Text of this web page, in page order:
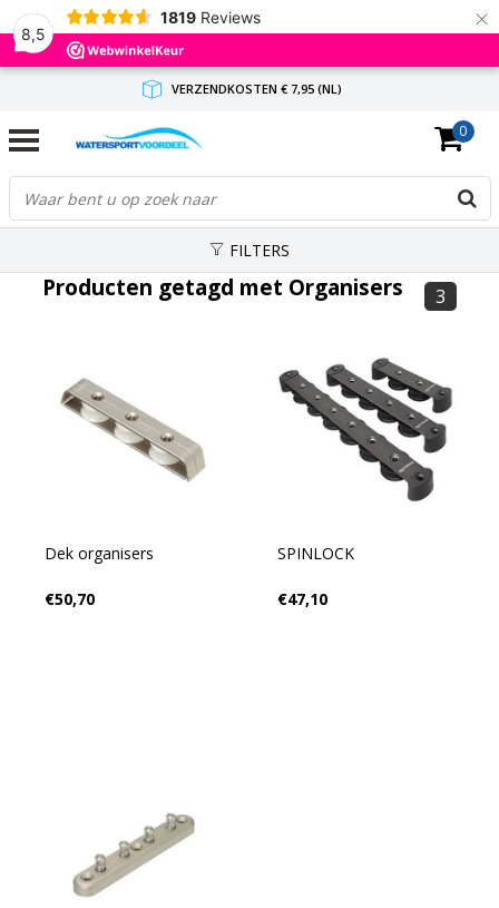
8,5
1819 Reviews ×
VERZENDKOSTEN € 7,95 (NL)
GRATIS VERZENDING(NL) VANAF € 65,-
BINNEN 1-3 WERKDAGEN ANTWOORD
0
FILTERS
Producten getagd met Organisers 3
Dek organisers
€50,70
SPINLOCK
€47,10